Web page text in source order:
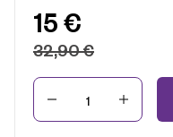
15€
32,90€
Kogus